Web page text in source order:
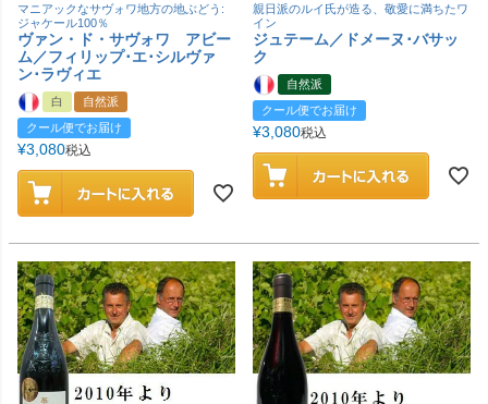
マニアックなサヴォワ地方の地ぶどう:
ジャケール100％
ヴァン・ド・サヴォワ アビー
ム／フィリップ･エ･シルヴァ
ン･ラヴィエ
白
自然派
クール便でお届け
¥3,080税込
親日派のルイ氏が造る、敬愛に満ちたワ
イン
ジュテーム／ドメーヌ･バサッ
ク
自然派
クール便でお届け
¥3,080税込